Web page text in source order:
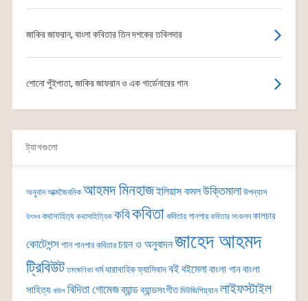
জাকির জাফরান, বাংলা কবিতার তিন দশকের তবিলদার
শোনো পুঁইপাতা, জাকির জাফরান ও এক গার্ডেনারের গান
ট্যাগগুলো
অনুবাদ আত্মজৈবনিক আহমদ মিনহাজইলিয়াস কমলউক্তিমালা উপন্যাস
উৎসব কথাসাহিত্য কথাসাহিত্যিক কবিকবিতা কবিতার গানপার কবিতার সংকলন কালচার
কোটেশন্সগান গানপার কবিতার চয়ন ও অনুবাদনজাহেদ আহমদ
ট্রিবিউট তাৎক্ষণিকা ধর্ম ধারাবাহিকফ্যাসিবাদবইবইমেলাবাংলা গানবাংলা
সাহিত্য বাউল বিদিতা গোমেজব্যান্ডব্যান্ডসংগীত মিউজিশিয়্যান লাইফস্টাইল